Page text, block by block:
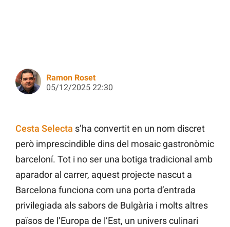
Ramon Roset
05/12/2025 22:30
Cesta Selecta s’ha convertit en un nom discret
però imprescindible dins del mosaic gastronòmic
barceloní. Tot i no ser una botiga tradicional amb
aparador al carrer, aquest projecte nascut a
Barcelona funciona com una porta d’entrada
privilegiada als sabors de Bulgària i molts altres
països de l’Europa de l’Est, un univers culinari